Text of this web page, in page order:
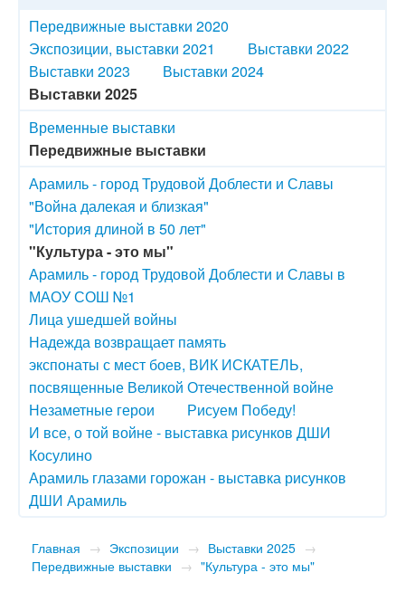
Передвижные выставки 2020
Экспозиции, выставки 2021
Выставки 2022
Выставки 2023
Выставки 2024
Выставки 2025
Временные выставки
Передвижные выставки
Арамиль - город Трудовой Доблести и Славы
"Война далекая и близкая"
"История длиной в 50 лет"
"Культура - это мы"
Арамиль - город Трудовой Доблести и Славы в
МАОУ СОШ №1
Лица ушедшей войны
Надежда возвращает память
экспонаты с мест боев, ВИК ИСКАТЕЛЬ,
посвященные Великой Отечественной войне
Незаметные герои
Рисуем Победу!
И все, о той войне - выставка рисунков ДШИ
Косулино
Арамиль глазами горожан - выставка рисунков
ДШИ Арамиль
Главная → Экспозиции → Выставки 2025 →
Передвижные выставки → "Культура - это мы"